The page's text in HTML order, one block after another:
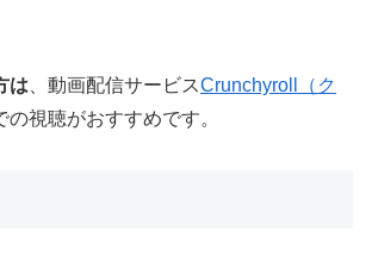
は 、動画配信サービスCrunchyroll（ク
の視聴がおすすめです。